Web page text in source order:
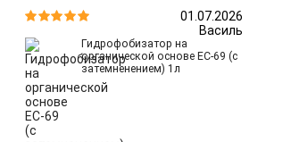


01.07.2026
Василь
Гидрофобизатор на
органической основе ЕС-69 (с
затемненением) 1л